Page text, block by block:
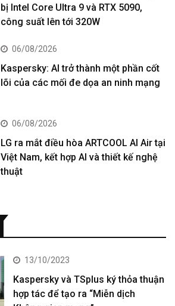
bị Intel Core Ultra 9 và RTX 5090,
công suất lên tới 320W
06/08/2026
Kaspersky: AI trở thành một phần cốt
lõi của các mối đe dọa an ninh mạng
06/08/2026
LG ra mắt điều hòa ARTCOOL AI Air tại
Việt Nam, kết hợp AI và thiết kế nghệ
thuật
13/10/2023
Kaspersky và TSplus ký thỏa thuận
hợp tác để tạo ra “Miễn dịch